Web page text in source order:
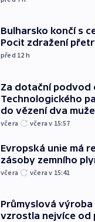
Bulharsko končí s
Pocit zdražení
před 12 h
Za dotační podvod
Technologického
do vězení dva muže
včera včera v 15:57
Evropská unie má
zásoby zemního
včera včera v 15:41
Průmyslová výroba
vzrostla nejvíce od